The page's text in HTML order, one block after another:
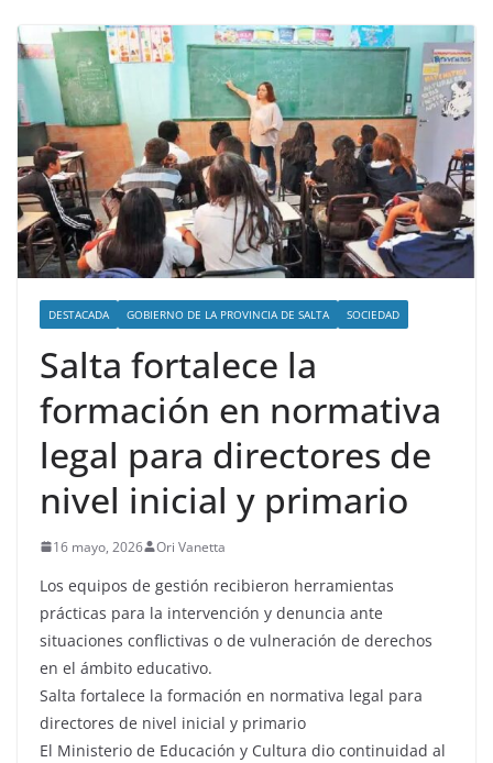
DESTACADA GOBIERNO DE LA PROVINCIA DE SALTA SOCIEDAD
Salta fortalece la
formación en normativa
legal para directores de
nivel inicial y primario
16 mayo, 2026 Ori Vanetta
Los equipos de gestión recibieron herramientas
prácticas para la intervención y denuncia ante
situaciones conflictivas o de vulneración de derechos
en el ámbito educativo.
Salta fortalece la formación en normativa legal para
directores de nivel inicial y primario
El Ministerio de Educación y Cultura dio continuidad al